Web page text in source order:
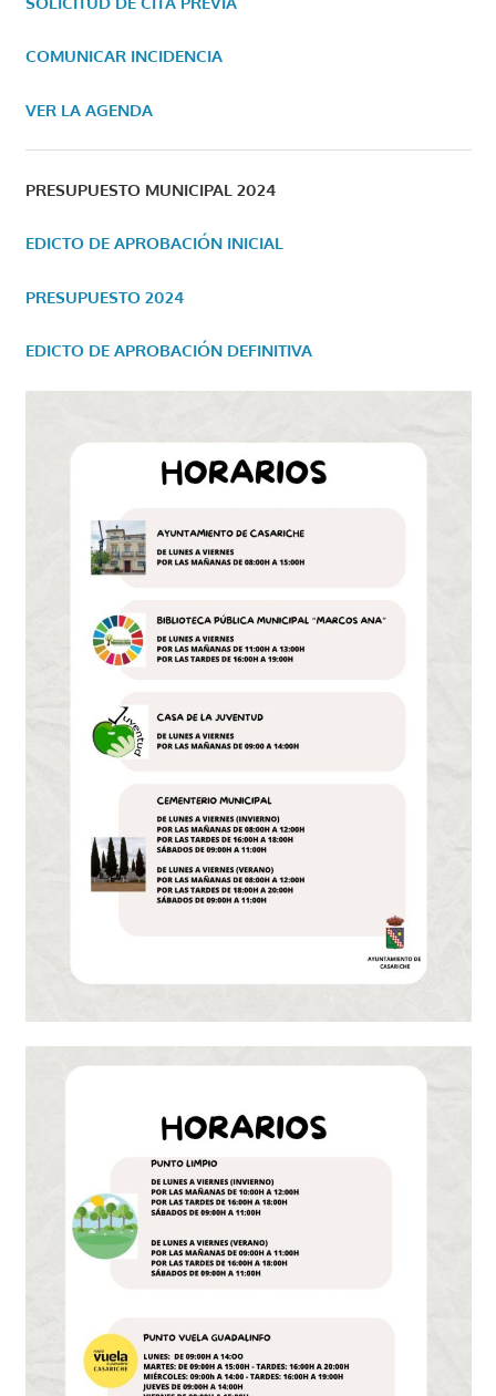
COMUNICAR INCIDENCIA
VER LA AGENDA
PRESUPUESTO MUNICIPAL 2024
EDICTO DE APROBACIÓN INICIAL
PRESUPUESTO 2024
EDICTO DE APROBACIÓN DEFINITIVA